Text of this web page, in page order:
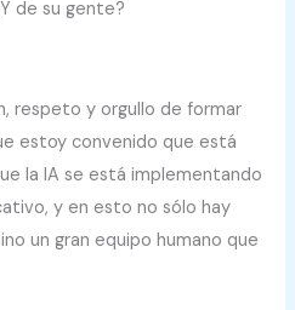
de su gente?
respeto y orgullo de formar
estoy convenido que está
la IA se está implementando
y en esto no sólo hay
un gran equipo humano que